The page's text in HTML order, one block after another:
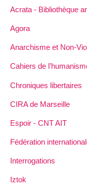
Acrata - Bibliothèque
Agora
Anarchisme et Non-
Cahiers de
Chroniques libertaires
CIRA de Marseille
Espoir - CNT AIT
Fédération
Interrogations
Iztok